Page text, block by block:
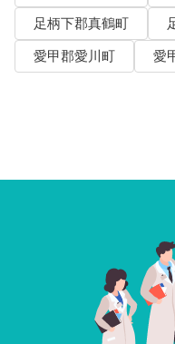
足柄下郡真鶴町
愛甲郡愛川町
愛